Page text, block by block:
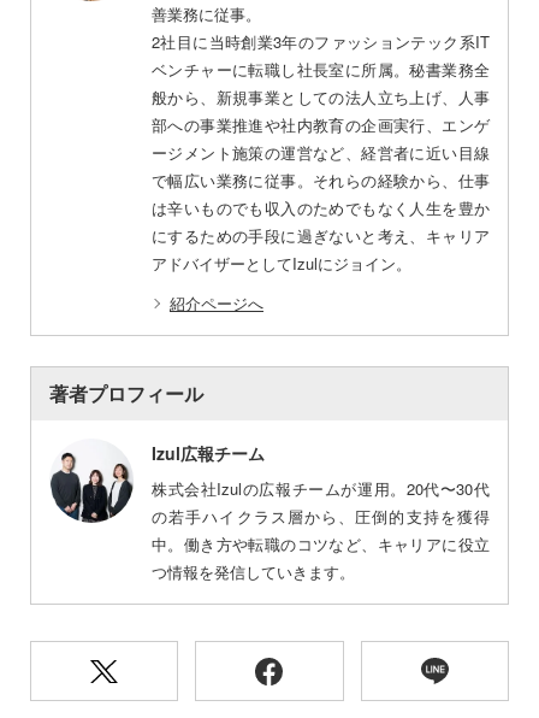
善業務に従事。
2社目に当時創業3年のファッションテック系IT
ベンチャーに転職し社長室に所属。秘書業務全
般から、新規事業としての法人立ち上げ、人事
部への事業推進や社内教育の企画実行、エンゲ
ージメント施策の運営など、経営者に近い目線
で幅広い業務に従事。それらの経験から、仕事
は辛いものでも収入のためでもなく人生を豊か
にするための手段に過ぎないと考え、キャリア
アドバイザーとしてIzulにジョイン。
紹介ページへ
著者プロフィール
Izul広報チーム
株式会社Izulの広報チームが運用。20代〜30代
の若手ハイクラス層から、圧倒的支持を獲得
中。働き方や転職のコツなど、キャリアに役立
つ情報を発信していきます。